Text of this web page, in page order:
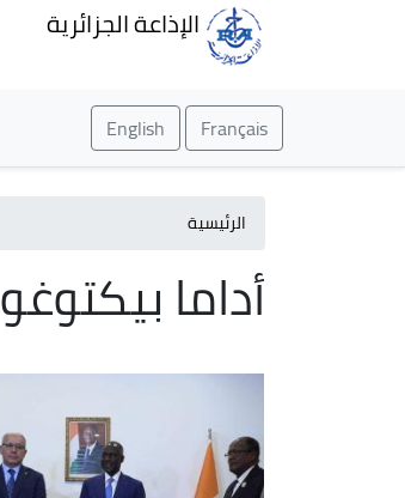
الإذاعة الجزائرية
Français
English
الرئيسية
أداما بيكتوغو